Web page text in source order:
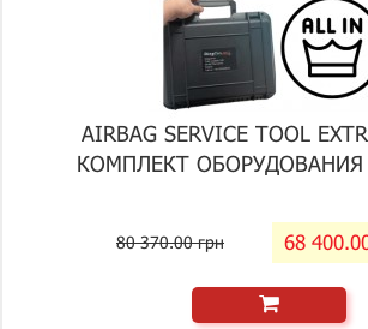
AIRBAG SERVICE TOOL
КОМПЛЕКТ ОБОРУДОВАНИЯ
80 370.00 грн 68